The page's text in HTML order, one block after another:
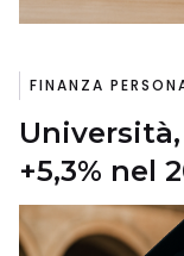
FINANZA
+5,3% nel